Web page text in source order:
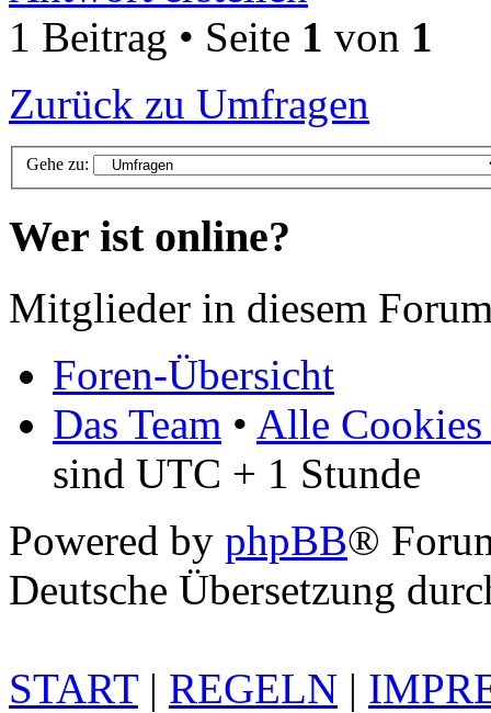
1 Beitrag • Seite 1 von 1
Zurück zu Umfragen
Gehe zu:
Wer ist online?
Mitglieder in diesem
Foren-Übersicht
Das Team • Alle Cookies
sind UTC + 1 Stunde
Powered by phpBB®
Deutsche Übersetzung
START| REGELN |